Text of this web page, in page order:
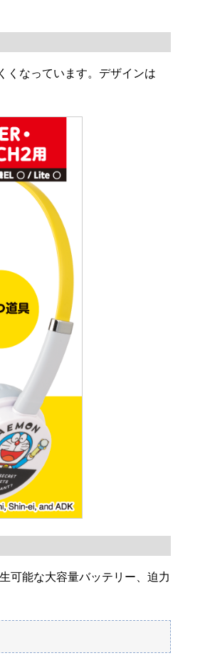
くなっています。デザインは
可能な大容量バッテリー、迫力